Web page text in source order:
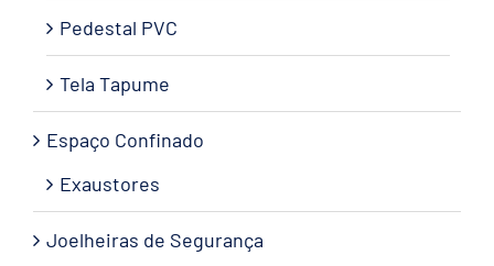
Pedestal PVC
Tela Tapume
Espaço Confinado
Exaustores
Joelheiras de Segurança